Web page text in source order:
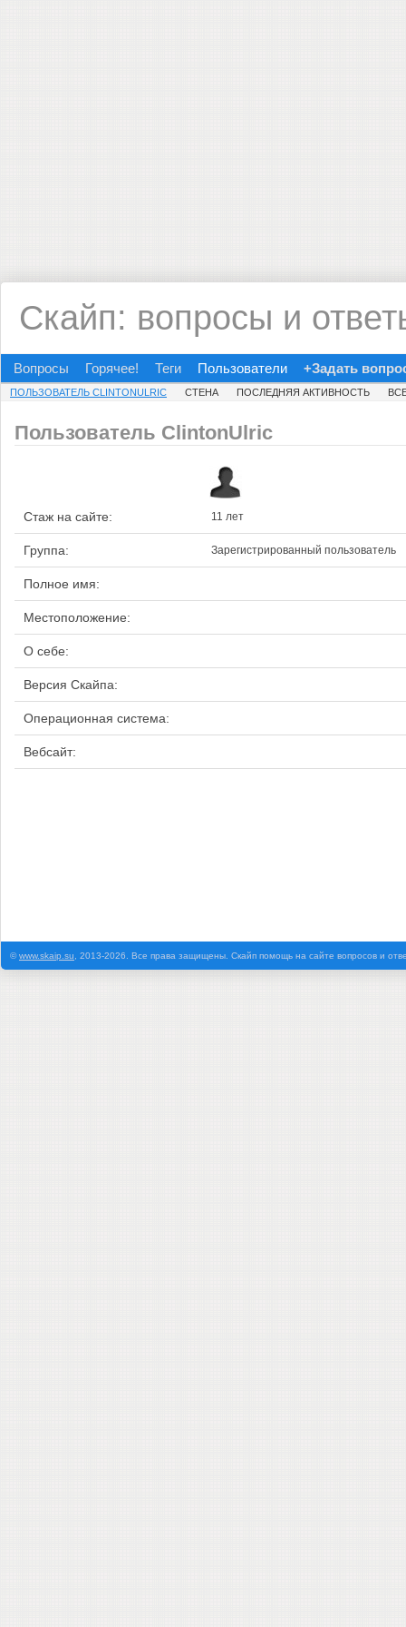
Скайп: вопросы и
Вопросы Горячее! Теги Пользователи +Задать
ПОЛЬЗОВАТЕЛЬ CLINTONULRIC СТЕНА ПОСЛЕДНЯЯ АКТИВНОСТЬ
Пользователь ClintonUlric
Стаж на сайте: 11 лет
Группа: Зарегистрированный пользователь
Полное имя:
Местоположение:
О себе:
Версия Скайпа:
Операционная система:
Вебсайт:
©www.skaip.su , 2013-2026. Все права защищены. Скайп помощь на сайте вопросов и